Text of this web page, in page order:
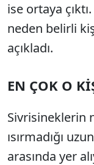
ise ortaya
neden belirli
açıkladı.
EN ÇOK O
Sivrisineklerin
ısırmadığı
arasında yer